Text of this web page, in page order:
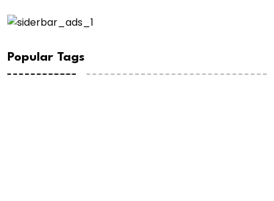
Popular Tags